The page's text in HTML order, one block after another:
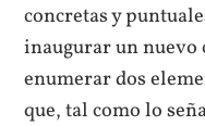
concretas y
inaugurar un nuevo
enumerar dos
que, tal como lo